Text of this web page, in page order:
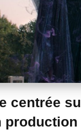
centrée
production